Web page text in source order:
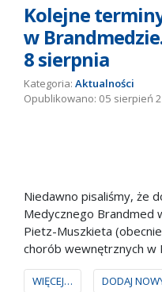
Kolejne
w
8 sierpnia
Kategoria: Aktualności
05 sierpień
Niedawno pisaliśmy, że
Medycznego Brandmed w
Pietz-Muszkieta
chorób wewnętrznych w
Wewnętrznych
Poznaniu). Dostępne są
WIĘCEJ… DODAJ